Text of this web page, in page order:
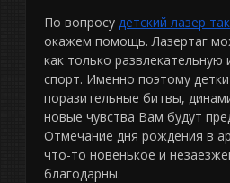
По вопросу детский лазер так
окажем помощь. Лазертаг
как только развлекательную
спорт. Именно поэтому
поразительные битвы,
новые чувства Вам будут
Отмечание дня рождения в
что-то новенькое и
благодарны.